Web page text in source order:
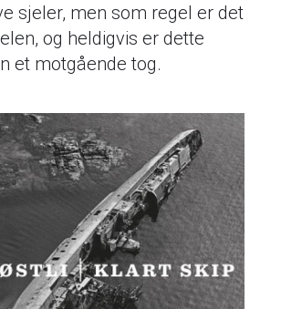
sjeler, men som regel er det
og heldigvis er dette
et motgående tog.